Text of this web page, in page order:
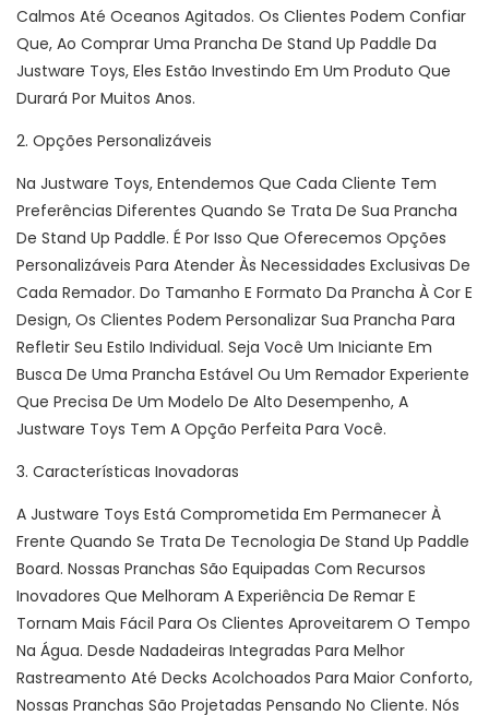
Calmos Até Oceanos Agitados. Os Clientes Podem Confiar
Que, Ao Comprar Uma Prancha De Stand Up Paddle Da
Justware Toys, Eles Estão Investindo Em Um Produto Que
Durará Por Muitos Anos.
2. Opções Personalizáveis
Na Justware Toys, Entendemos Que Cada Cliente Tem
Preferências Diferentes Quando Se Trata De Sua Prancha
De Stand Up Paddle. É Por Isso Que Oferecemos Opções
Personalizáveis ​​para Atender Às Necessidades Exclusivas De
Cada Remador. Do Tamanho E Formato Da Prancha À Cor E
Design, Os Clientes Podem Personalizar Sua Prancha Para
Refletir Seu Estilo Individual. Seja Você Um Iniciante Em
Busca De Uma Prancha Estável Ou Um Remador Experiente
Que Precisa De Um Modelo De Alto Desempenho, A
Justware Toys Tem A Opção Perfeita Para Você.
3. Características Inovadoras
A Justware Toys Está Comprometida Em Permanecer À
Frente Quando Se Trata De Tecnologia De Stand Up Paddle
Board. Nossas Pranchas São Equipadas Com Recursos
Inovadores Que Melhoram A Experiência De Remar E
Tornam Mais Fácil Para Os Clientes Aproveitarem O Tempo
Na Água. Desde Nadadeiras Integradas Para Melhor
Rastreamento Até Decks Acolchoados Para Maior Conforto,
Nossas Pranchas São Projetadas Pensando No Cliente. Nós